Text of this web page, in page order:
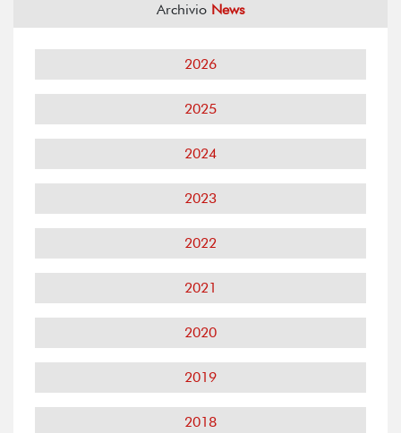
Archivio News
2026
2025
2024
2023
2022
2021
2020
2019
2018